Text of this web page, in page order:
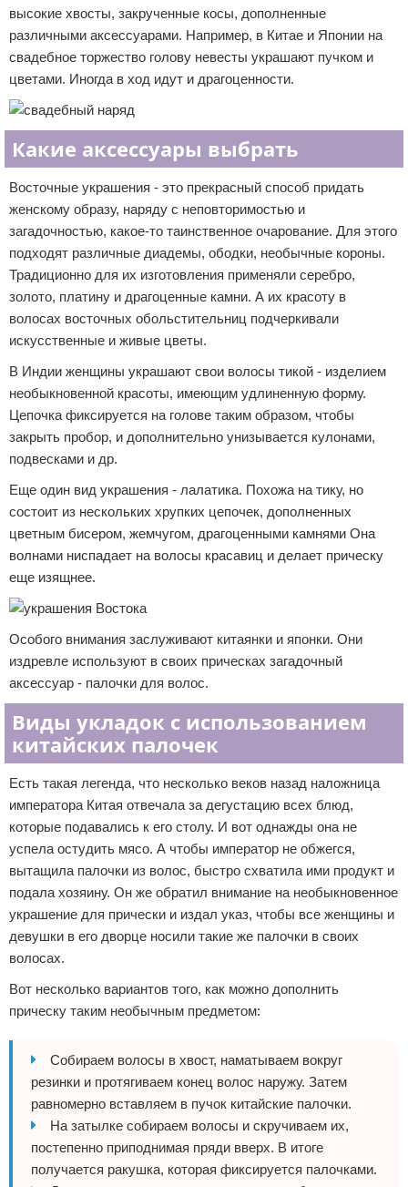
высокие хвосты, закрученные косы, дополненные
различными аксессуарами. Например, в Китае и Японии на
свадебное торжество голову невесты украшают пучком и
цветами. Иногда в ход идут и драгоценности.
Какие аксессуары выбрать
Восточные украшения - это прекрасный способ придать
женскому образу, наряду с неповторимостью и
загадочностью, какое-то таинственное очарование. Для этого
подходят различные диадемы, ободки, необычные короны.
Традиционно для их изготовления применяли серебро,
золото, платину и драгоценные камни. А их красоту в
волосах восточных обольстительниц подчеркивали
искусственные и живые цветы.
В Индии женщины украшают свои волосы тикой - изделием
необыкновенной красоты, имеющим удлиненную форму.
Цепочка фиксируется на голове таким образом, чтобы
закрыть пробор, и дополнительно унизывается кулонами,
подвесками и др.
Еще один вид украшения - лалатика. Похожа на тику, но
состоит из нескольких хрупких цепочек, дополненных
цветным бисером, жемчугом, драгоценными камнями Она
волнами ниспадает на волосы красавиц и делает прическу
еще изящнее.
Особого внимания заслуживают китаянки и японки. Они
издревле используют в своих прическах загадочный
аксессуар - палочки для волос.
Виды укладок с использованием
китайских палочек
Есть такая легенда, что несколько веков назад наложница
императора Китая отвечала за дегустацию всех блюд,
которые подавались к его столу. И вот однажды она не
успела остудить мясо. А чтобы император не обжегся,
вытащила палочки из волос, быстро схватила ими продукт и
подала хозяину. Он же обратил внимание на необыкновенное
украшение для прически и издал указ, чтобы все женщины и
девушки в его дворце носили такие же палочки в своих
волосах.
Вот несколько вариантов того, как можно дополнить
прическу таким необычным предметом:
Собираем волосы в хвост, наматываем вокруг
резинки и протягиваем конец волос наружу. Затем
равномерно вставляем в пучок китайские палочки.
На затылке собираем волосы и скручиваем их,
постепенно приподнимая пряди вверх. В итоге
получается ракушка, которая фиксируется палочками.